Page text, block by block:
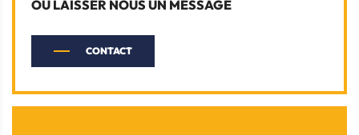
OU LAISSER NOUS UN MESSAGE
CONTACT